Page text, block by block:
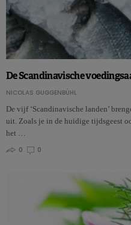
De Scandinavische
NICOLAS GUGGENBÜHL
De vijf ‘Scandinavische landen’
uit. Zoals je in de huidige tijdsgeest
het …
0
0